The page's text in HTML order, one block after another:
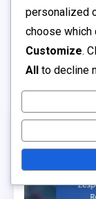
Cup 2024.
personalized
choose
Customize.
All to decline